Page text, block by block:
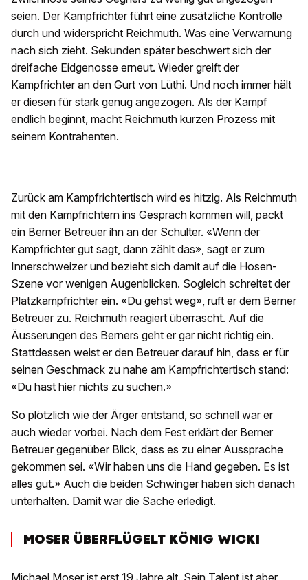
seien. Der Kampfrichter führt eine zusätzliche Kontrolle
durch und widerspricht Reichmuth. Was eine Verwarnung
nach sich zieht. Sekunden später beschwert sich der
dreifache Eidgenosse erneut. Wieder greift der
Kampfrichter an den Gurt von Lüthi. Und noch immer hält
er diesen für stark genug angezogen. Als der Kampf
endlich beginnt, macht Reichmuth kurzen Prozess mit
seinem Kontrahenten.
Zurück am Kampfrichtertisch wird es hitzig. Als Reichmuth
mit den Kampfrichtern ins Gespräch kommen will, packt
ein Berner Betreuer ihn an der Schulter. «Wenn der
Kampfrichter gut sagt, dann zählt das», sagt er zum
Innerschweizer und bezieht sich damit auf die Hosen-
Szene vor wenigen Augenblicken. Sogleich schreitet der
Platzkampfrichter ein. «Du gehst weg», ruft er dem Berner
Betreuer zu. Reichmuth reagiert überrascht. Auf die
Äusserungen des Berners geht er gar nicht richtig ein.
Stattdessen weist er den Betreuer darauf hin, dass er für
seinen Geschmack zu nahe am Kampfrichtertisch stand:
«Du hast hier nichts zu suchen.»
So plötzlich wie der Ärger entstand, so schnell war er
auch wieder vorbei. Nach dem Fest erklärt der Berner
Betreuer gegenüber Blick, dass es zu einer Aussprache
gekommen sei. «Wir haben uns die Hand gegeben. Es ist
alles gut.» Auch die beiden Schwinger haben sich danach
unterhalten. Damit war die Sache erledigt.
MOSER ÜBERFLÜGELT KÖNIG WICKI